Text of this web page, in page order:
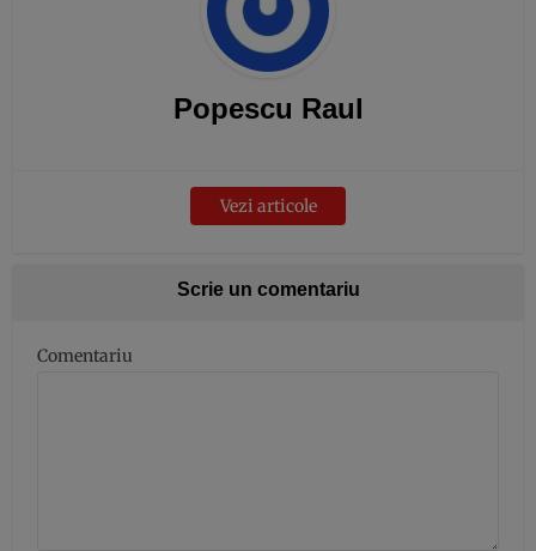
Popescu Raul
Vezi articole
Scrie un comentariu
Comentariu